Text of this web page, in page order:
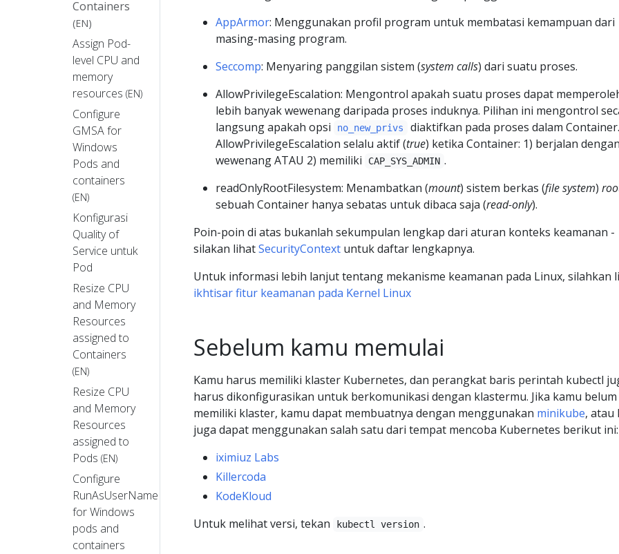
Containers
(EN)
Assign Pod-
level CPU and
memory
resources (EN)
Configure
GMSA for
Windows
Pods and
containers
(EN)
Konfigurasi
Quality of
Service untuk
Pod
Resize CPU
and Memory
Resources
assigned to
Containers
(EN)
Resize CPU
and Memory
Resources
assigned to
Pods (EN)
Configure
RunAsUserName
for Windows
pods and
containers
AppArmor: Menggunakan profil program untuk membatasi kemampuan dari
masing-masing program.
Seccomp: Menyaring panggilan sistem (system calls) dari suatu proses.
AllowPrivilegeEscalation: Mengontrol apakah suatu proses dapat
lebih banyak wewenang daripada proses induknya. Pilihan ini mengontrol
langsung apakah opsi
no_new_privs
diaktifkan pada proses dalam Container.
AllowPrivilegeEscalation selalu aktif (true) ketika Container: 1) berjalan dengan
wewenang ATAU 2) memiliki
CAP_SYS_ADMIN .
readOnlyRootFilesystem: Menambatkan (mount) sistem berkas (file system)
sebuah Container hanya sebatas untuk dibaca saja (read-only).
Poin-poin di atas bukanlah sekumpulan lengkap dari aturan konteks keamanan -
silakan lihatSecurityContext untuk daftar lengkapnya.
Untuk informasi lebih lanjut tentang mekanisme keamanan pada Linux, silahkan
ikhtisar fitur keamanan pada Kernel Linux
Sebelum kamu memulai
Kamu harus memiliki klaster Kubernetes, dan perangkat baris perintah kubectl
harus dikonfigurasikan untuk berkomunikasi dengan klastermu. Jika kamu belum
memiliki klaster, kamu dapat membuatnya dengan menggunakan minikube, atau
juga dapat menggunakan salah satu dari tempat mencoba Kubernetes berikut ini:
iximiuz Labs
Killercoda
KodeKloud
Untuk melihat versi, tekan
kubectl version .